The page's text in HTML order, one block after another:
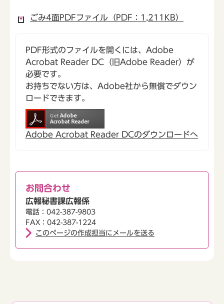
ごみ4面PDFファイル（PDF：1,211KB）
PDF形式のファイルを開くには、Adobe
Acrobat Reader DC（旧Adobe Reader）が
必要です。
お持ちでない方は、Adobe社から無償でダウン
ロードできます。
Adobe Acrobat Reader DCのダウンロードへ
お問合わせ
広報秘書課広報係
電話：042-387-9803
FAX：042-387-1224
このページの作成担当にメールを送る